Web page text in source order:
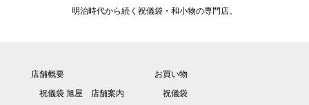
明治時代から続く祝儀袋・和小物の専門店。
店舗概要
祝儀袋 旭屋 店舗案内
お買い物
祝儀袋